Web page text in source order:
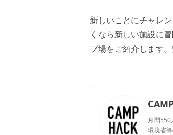
新しいことにチャレ
くなら新しい施設に
プ場をご紹介します
月間550
環境省